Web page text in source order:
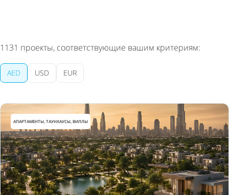
1131 проекты, соответствующие вашим критериям:
AED USD EUR
АПАРТАМЕНТЫ, ТАУНХАУСЫ, ВИЛЛЫ